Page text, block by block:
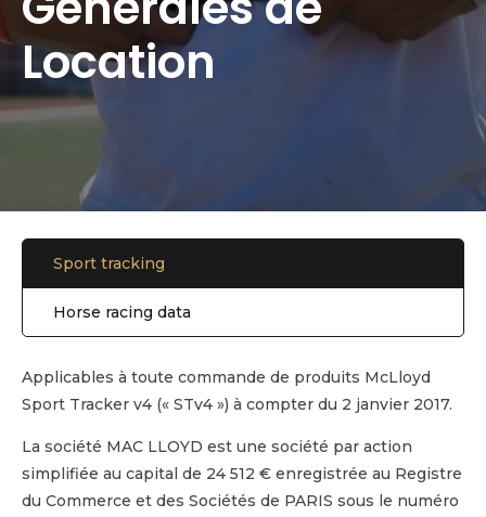
Location
Sport tracking
Horse racing data
Applicables à toute commande de produits McLloyd
Sport Tracker v4 (« STv4 ») à compter du 2 janvier 2017.
La société MAC LLOYD est une société par action
simplifiée au capital de 24 512 € enregistrée au Registre
du Commerce et des Sociétés de PARIS sous le numéro